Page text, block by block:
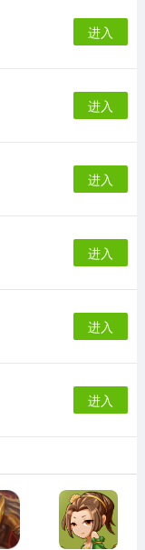
进入
进入
进入
进入
进入
进入